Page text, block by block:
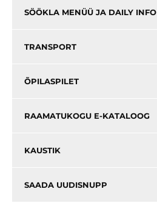
SÖÖKLA MENÜÜ JA DAILY INFO
TRANSPORT
ÕPILASPILET
RAAMATUKOGU E-KATALOOG
KAUSTIK
SAADA UUDISNUPP